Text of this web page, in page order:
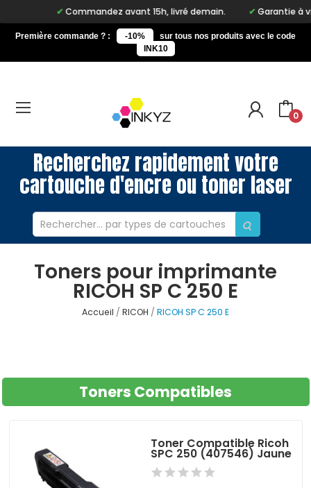
Commandez avant 15h, livré demain. Garantie à
Première commande ? : -10%
sur tous nos produits avec le code
INK10
0
Recherchez rapidement votre
cartouche d'encre ou toner laser
Toners pour imprimante
RICOH SP C 250 E
Accueil RICOH RICOH SP C 250 E
Toners Compatibles
Toner Compatible Ricoh
SPC 250 (407546) Jaune